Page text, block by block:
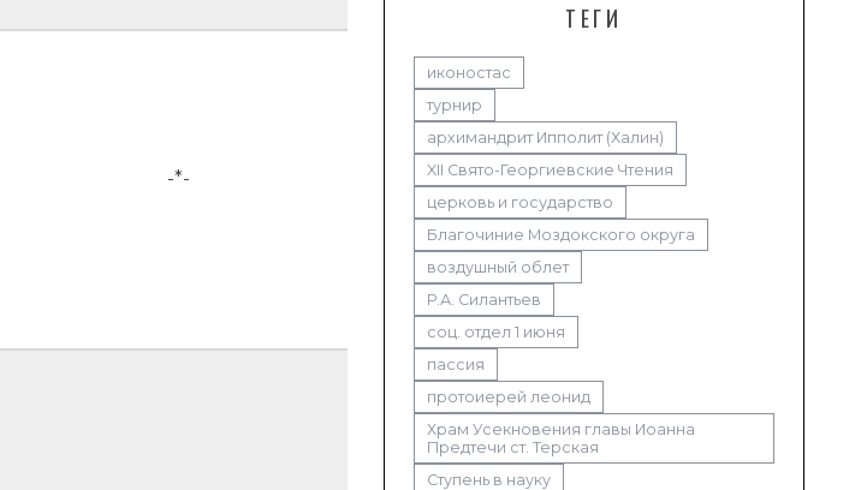
ТЕГИ
иконостас
турнир
архимандрит Ипполит (Халин)
XII Свято-Георгиевские Чтения
церковь и государство
Благочиние Моздокского округа
воздушный облет
Р.А. Силантьев
соц. отдел 1 июня
пассия
протоиерей леонид
Храм Усекновения главы Иоанна
Предтечи ст. Терская
Ступень в науку
-*-